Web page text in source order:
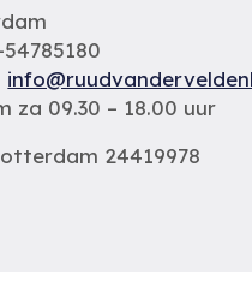
za 09.30 – 18.00 uur
24419978